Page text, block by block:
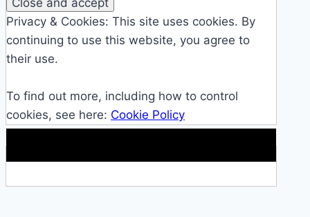
Privacy & Cookies: This site uses cookies. By
continuing to use this website, you agree to
their use.
To find out more, including how to control
cookies, see here: Cookie Policy